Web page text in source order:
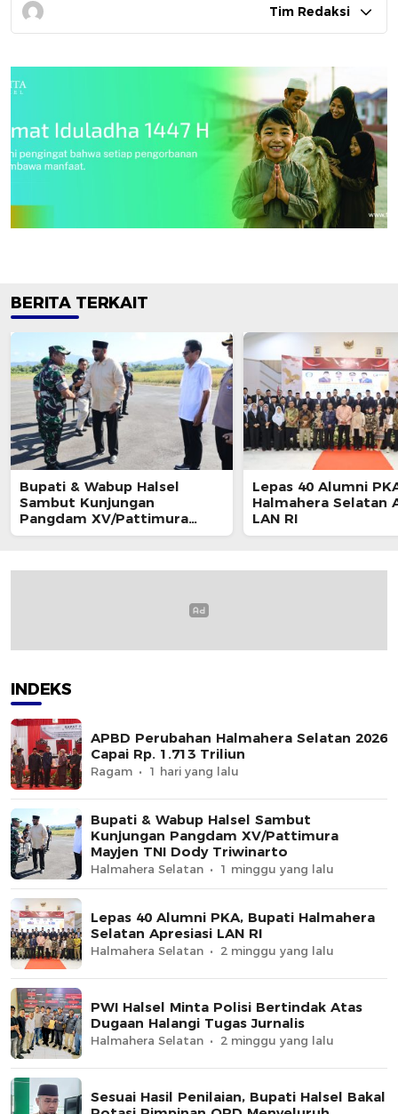
Tim Redaksi
BERITA TERKAIT
Bupati & Wabup Halsel
Sambut Kunjungan
Pangdam XV/Pattimura
Mayjen TNI Dody Triwinarto
Lepas 40 Alumni
Halmahera Selatan
LAN RI
INDEKS
APBD Perubahan Halmahera Selatan 2026
Capai Rp. 1.713 Triliun
Ragam 1 hari yang lalu
Bupati & Wabup Halsel Sambut
Kunjungan Pangdam XV/Pattimura
Mayjen TNI Dody Triwinarto
Halmahera Selatan 1 minggu yang lalu
Lepas 40 Alumni PKA, Bupati Halmahera
Selatan Apresiasi LAN RI
Halmahera Selatan 2 minggu yang lalu
PWI Halsel Minta Polisi Bertindak Atas
Dugaan Halangi Tugas Jurnalis
Halmahera Selatan 2 minggu yang lalu
Sesuai Hasil Penilaian, Bupati Halsel Bakal